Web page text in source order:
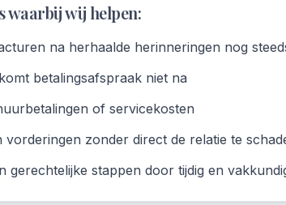
waarbij wij helpen:
na herhaalde herinneringen nog
betalingsafspraak niet na
of servicekosten
vorderingen zonder direct de relatie te
gerechtelijke stappen door tijdig en